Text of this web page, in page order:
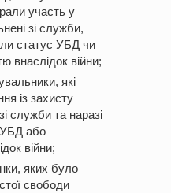
участь у
зі служби,
статус УБД чи
внаслідок війни;
які
із захисту
служби та наразі
або
війни;
яких було
свободи